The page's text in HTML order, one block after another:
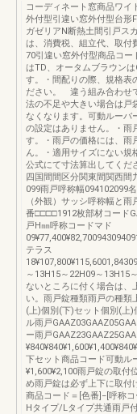
コーディネート窓商品ワイ
外付型引違い窓外付型台形
ガゼリアN断熱土間引戸ス
は、消費税、組立代、取付
70引違い窓外付型商品コー
はTD、オータムブラウン
す。・間配りの際、規格表
ださい。 違う組み合わせ
法の不足や大きい場合は戸
なくなります。可動ルーバ
の設定はありません。・雨
す。・雨戸の価格には、雨
ん。・適用サイズにない規
公式にて寸法算出してくだ
四国間間区分関東間関西間
099雨戸呼称幅094102099
（外観）サッシ呼称幅と
番□□□□1912枚部材コード
戸H㎜呼称コードマド
テラス
～13H15～22H09～13H15
ないところに付く場合は、
い。雨戸錠種類雨戸の種類
(上)個別(下)セット個別(上
ル雨戸
ー雨戸
下セット商品コード可動ル
¥1,600¥2,100雨戸錠の取
め雨戸錠は必ず上下に取付
商品コード＝[色番]−[呼称
Hタイプ/Lタイプ共通雨戸